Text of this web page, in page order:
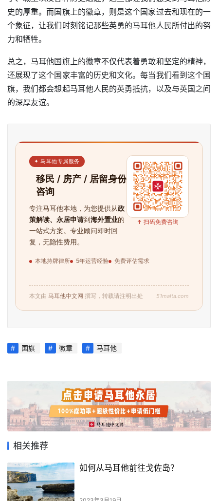
史的厚重。而国旗上的徽章，则是这个国家过去和现在的一
个象征，让我们时刻铭记那些英勇的马耳他人民所付出的努
力和牺牲。
总之，马耳他国旗上的徽章不仅代表着勇敢和坚定的精神，
还展现了这个国家丰富的历史和文化。每当我们看到这个国
旗，我们都会想起马耳他人民的英勇抵抗，以及与英国之间
的深厚友谊。
✦ 马耳他专属服务
移民 / 房产 / 居留身份
咨询
专注马耳他本地，为您提供从政
策解读、永居申请到海外置业的
一站式方案。专业顾问即时回
复，无隐性费用。
本地持牌律所 5年运营经验 免费评估需求
↑ 扫码免费咨询
本文由 马耳他中文网 撰写，转载请注明出处 51malta.com
国旗 徽章 马耳他
相关推荐
如何从马耳他前往戈佐岛？